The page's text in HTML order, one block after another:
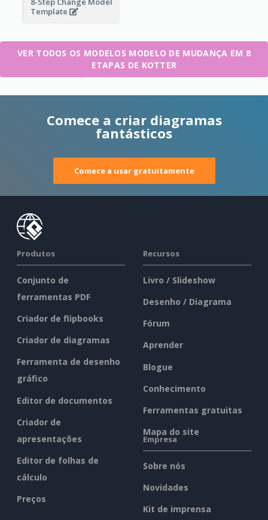
Template
VER TODOS OS MODELOS MODELO DE MUDANÇA EM 8
ETAPAS DE KOTTER
Comece a criar diagramas
fantásticos
Comece a usar gratuitamente
Produtos
Conjunto de
ferramentas PDF
Criador de flipbooks
Criador de diagramas
Ferramenta de desenho
gráfico
Editor de documentos
Criador de
apresentações
Editor de folhas de
cálculo
Preços
Recursos
Livro / Slideshow
Desenho / Diagrama
Fórum
Aprender
Blogue
Conhecimento
Ferramentas gratuitas
Mapa do site
Empresa
Sobre nós
Novidades
Kit de imprensa